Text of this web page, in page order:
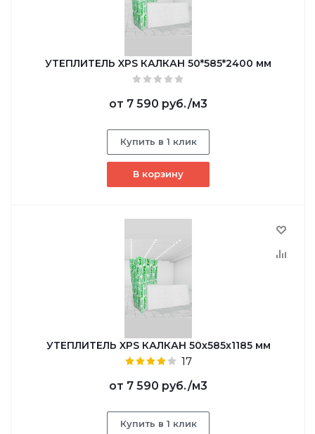
УТЕПЛИТЕЛЬ XPS КАЛКАН 50*585*2400 мм
от 7 590 руб./м3
Купить в 1 клик
В корзину
УТЕПЛИТЕЛЬ XPS КАЛКАН 50х585х1185 мм
17
от 7 590 руб./м3
Купить в 1 клик